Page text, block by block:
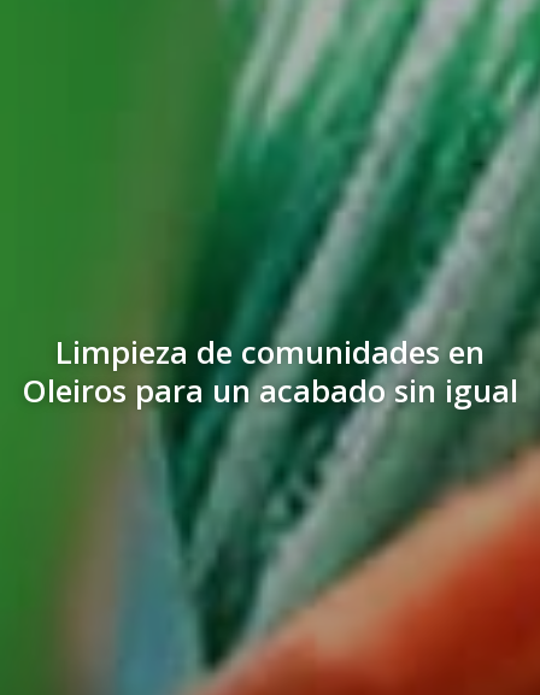
Limpieza de comunidades en
Oleiros para un acabado sin igual